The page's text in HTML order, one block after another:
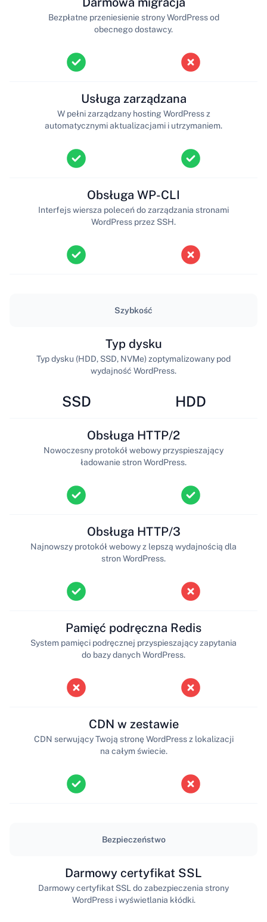
Bezpłatne przeniesienie strony WordPress od
obecnego dostawcy.
Usługa zarządzana
W pełni zarządzany hosting WordPress z
automatycznymi aktualizacjami i utrzymaniem.
Obsługa WP-CLI
Interfejs wiersza poleceń do zarządzania stronami
WordPress przez SSH.
Szybkość
SSD
Typ dysku
Typ dysku (HDD, SSD, NVMe) zoptymalizowany pod
wydajność WordPress.
HDD
Obsługa HTTP/2
Nowoczesny protokół webowy przyspieszający
ładowanie stron WordPress.
Obsługa HTTP/3
Najnowszy protokół webowy z lepszą wydajnością dla
stron WordPress.
Pamięć podręczna Redis
System pamięci podręcznej przyspieszający zapytania
do bazy danych WordPress.
CDN w zestawie
CDN serwujący Twoją stronę WordPress z lokalizacji
na całym świecie.
Bezpieczeństwo
Darmowy certyfikat SSL
Darmowy certyfikat SSL do zabezpieczenia strony
WordPress i wyświetlania kłódki.